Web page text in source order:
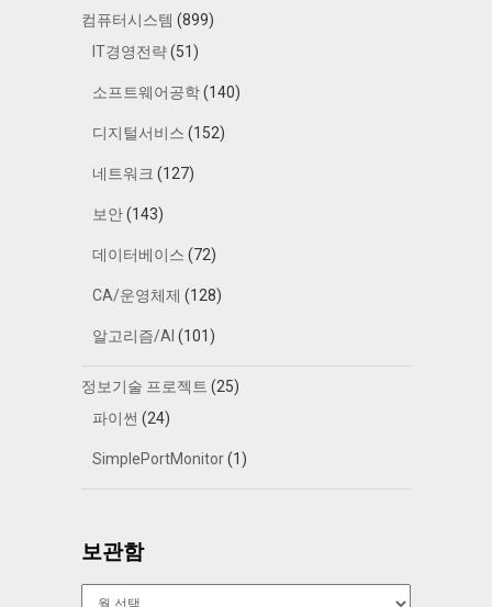
컴퓨터시스템 (899)
IT경영전략(51)
소프트웨어공학(140)
디지털서비스 (152)
네트워크 (127)
보안(143)
데이터베이스 (72)
CA/운영체제 (128)
알고리즘/AI (101)
정보기술 프로젝트 (25)
파이썬 (24)
SimplePortMonitor(1)
보관함